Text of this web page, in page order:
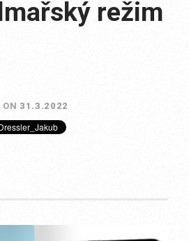
režim
ON31.3.2022